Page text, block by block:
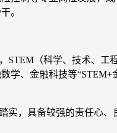
。
STEM（科学、技术、工
学、金融科技等“STEM+
实，具备较强的责任心、